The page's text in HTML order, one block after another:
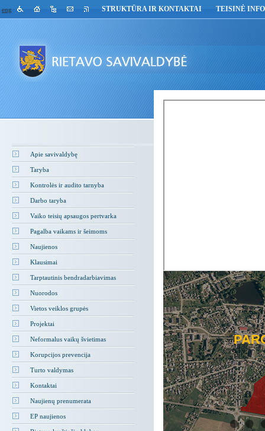
eng STRUKTŪRA IR KONTAKTAI TEISINĖ
Apie savivaldybę
Taryba
Kontrolės ir audito tarnyba
Darbo taryba
Vaiko teisių apsaugos pertvarka
Pagalba vaikams ir šeimoms
Naujienos
Klausimai
Tarptautinis bendradarbiavimas
Nuorodos
Vietos veiklos grupės
Projektai
Neformalus vaikų švietimas
Korupcijos prevencija
Turto valdymas
Kontaktai
Naujienų prenumerata
EP naujienos
PASTATAI
ЗДАНИЯ
RIETAVĄ
RIETAVAS
РЕТАВАСЕ
SĄLYGOS
CONDITIONS
ДЛЯ
БИЗНЕСА
RIETAVE
IN RIETAVAS